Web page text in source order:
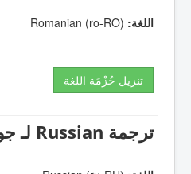
اللغة:
تنزيل حُزْمَة اللغة
ترجمة Russian لـ جوملا 1.5